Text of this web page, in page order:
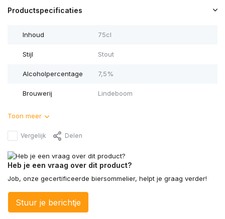
Productspecificaties
Inhoud 75cl
Stijl Stout
Alcoholpercentage 7,5%
Brouwerij Lindeboom
Toon meer
Vergelijk Delen
Heb je een vraag over dit product?
Job, onze gecertificeerde biersommelier, helpt je graag verder!
Stuur je berichtje